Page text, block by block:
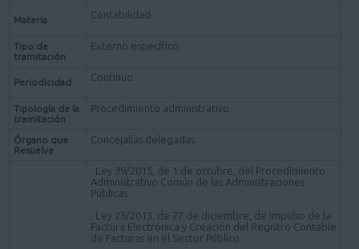
Materia Contabilidad.
Tipo de
tramitación
Externo específico.
Periodicidad Continuo.
Tipología de la
tramitación
Procedimiento administrativo.
Órgano que
Resuelve
Concejalías delegadas.
· Ley 39/2015, de 1 de octubre, del Procedimiento
Administrativo Común de las Administraciones
Públicas.
· Ley 25/2013, de 27 de diciembre, de Impulso de la
Factura Electrónica y Creación del Registro Contable
de Facturas en el Sector Público.